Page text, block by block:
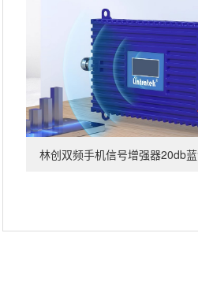
查看详情
林创双频手机信号增强器20db